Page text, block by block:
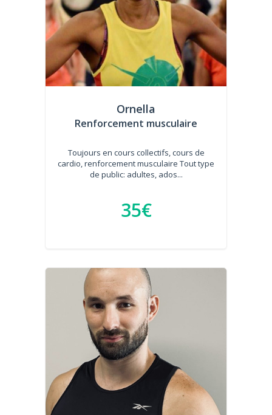
Ornella
Renforcement musculaire
Toujours en cours collectifs, cours de
cardio, renforcement musculaire Tout type
de public: adultes, ados...
35€